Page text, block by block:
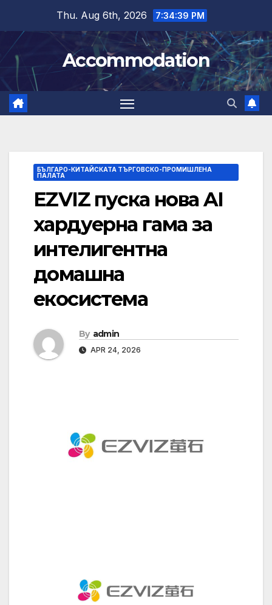
content
Thu. Aug 6th, 2026 7:34:39 PM
Accommodation
БЪЛГАРО-КИТАЙСКАТА ТЪРГОВСКО-ПРОМИШЛЕНА
ПАЛАТА
EZVIZ пуска нова AI
хардуерна гама за
интелигентна
домашна
екосистема
By admin
APR 24, 2026